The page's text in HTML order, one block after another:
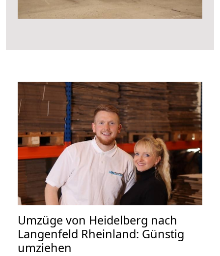
Umzüge von Heidelberg nach
Langenfeld Rheinland: Günstig
umziehen